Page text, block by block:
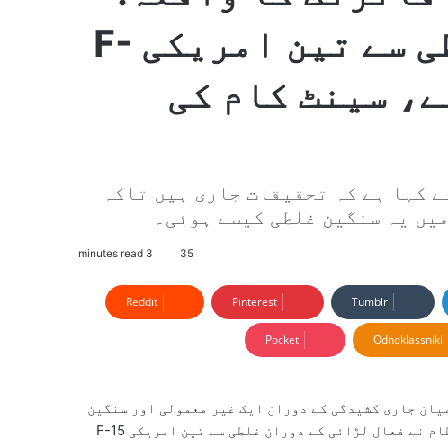
فضائی دفاع نے غلطی سے تین امریکی F-
سینٹ کام کی
کہا ہے کہ تحقیقات جاری ہیں تاکہ
یہ سنگین غلطی کیسے ہوئی۔
35
Tumblr
Pinterest
Reddit
Odnoklassniki
Pocket
جاری کشیدگی کے دوران ایک غیر معمولی اور سنگین
واقعہ پیش آیا ہے، جس میں کویت کے فضائی دفاعی نظام نے فعال لڑائی کے دوران غلطی سے تین امریکی F-15